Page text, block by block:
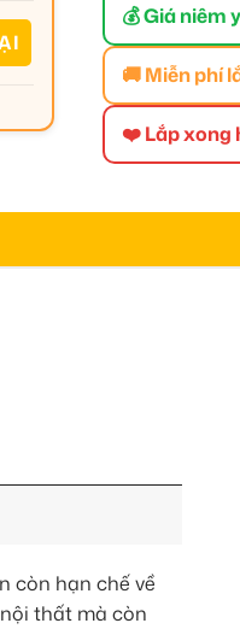
💰 Giá niêm
🚚 Miễn phí
❤️ Lắp xong
còn hạn chế về
thất mà còn